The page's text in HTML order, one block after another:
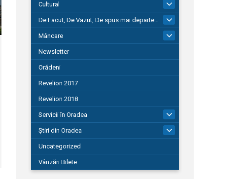
Cultural
De Facut, De Vazut, De spus mai departe…
580
Mâncare
Newsletter
Orădeni
Revelion 2017
Revelion 2018
Servicii în Oradea
104
Știri din Oradea
1.127
Uncategorized
Vânzări Bilete